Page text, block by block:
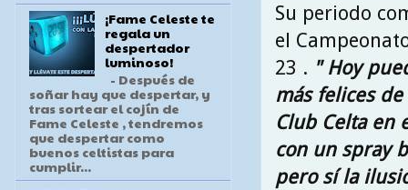
Su periodo
el
23 . " Hoy
más felices
Club Celta en
con un spray
pero sí la
¡Fame Celeste te
regala un
despertador
luminoso!
- Después de
soñar hay que despertar, y
tras sortear el cojín de
Fame Celeste , tendremos
que despertar como
buenos celtistas para
cumplir...